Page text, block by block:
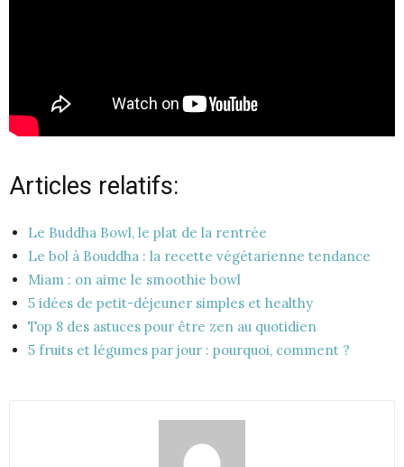
Articles relatifs:
Le Buddha Bowl, le plat de la rentrée
Le bol à Bouddha : la recette végétarienne tendance
Miam : on aime le smoothie bowl
5 idées de petit-déjeuner simples et healthy
Top 8 des astuces pour être zen au quotidien
5 fruits et légumes par jour : pourquoi, comment ?